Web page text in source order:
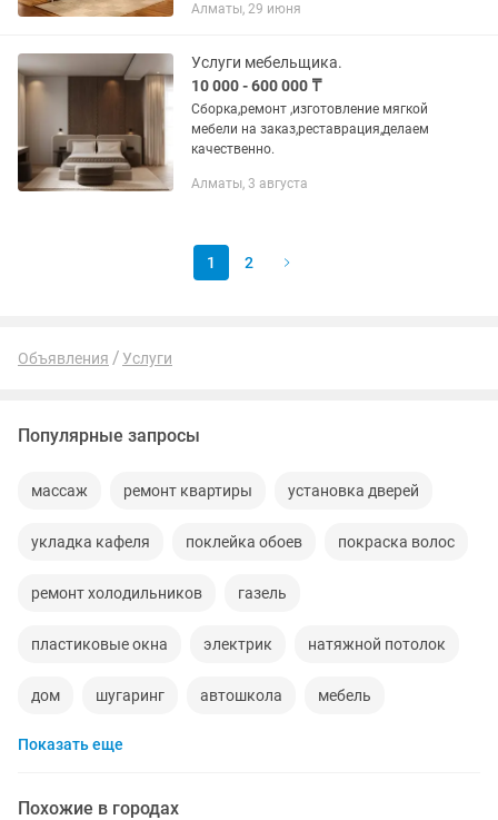
производство Корпусной и Мягкой
Алматы, 29 июня
Услуги мебельщика.
10 000 - 600 000 ₸
Сборка,ремонт ,изготовление мягкой
мебели на заказ,реставрация,делаем
качественно.
Алматы, 3 августа
1 2
Объявления Услуги
Популярные запросы
массаж ремонт квартиры установка дверей
укладка кафеля поклейка обоев покраска волос
ремонт холодильников газель
пластиковые окна электрик натяжной потолок
дом шугаринг автошкола мебель
ремонт телевизоров
Показать еще
Похожие в городах